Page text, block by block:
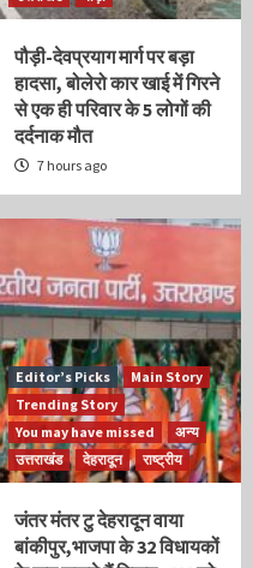
पौड़ी-देवप्रयाग मार्ग पर बड़ा
हादसा, बोलेरो कार खाई में गिरने
से एक ही परिवार के 5 लोगों की
दर्दनाक मौत
7 hours ago
Editor’s Picks
Main Story
Trending Story
You may have missed
अन्य
उत्तराखंड
देहरादून राष्ट्रीय
जंतर मंतर टु देहरादून वाया
बांकीपुर,भाजपा के 32 विधायकों